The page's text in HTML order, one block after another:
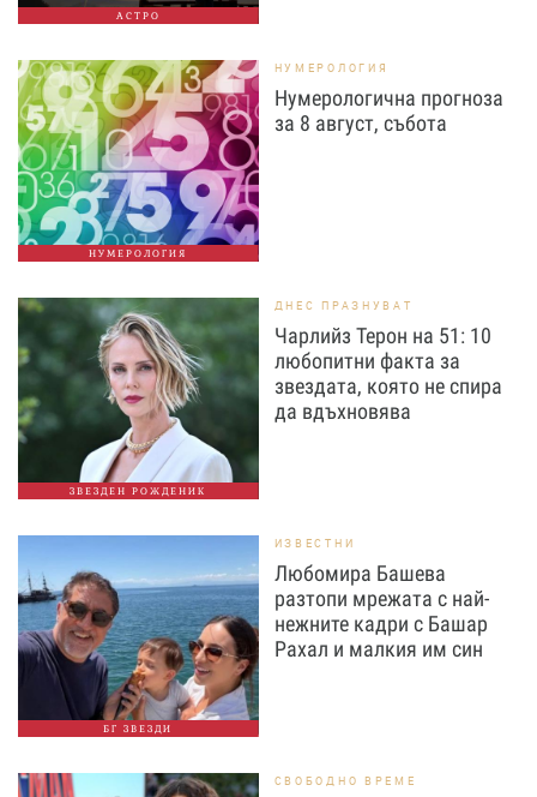
АСТРО
НУМЕРОЛОГИЯ
НУМЕРОЛОГИЯ
Нумерологична прогноза
за 8 август, събота
ЗВЕЗДЕН РОЖДЕНИК
ДНЕС ПРАЗНУВАТ
Чарлийз Терон на 51: 10
любопитни факта за
звездата, която не спира
да вдъхновява
БГ ЗВЕЗДИ
ИЗВЕСТНИ
Любомира Башева
разтопи мрежата с най-
нежните кадри с Башар
Рахал и малкия им син
СВОБОДНО ВРЕМЕ